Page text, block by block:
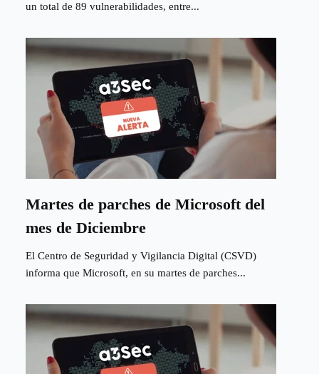
un total de 89 vulnerabilidades, entre...
Martes de parches de Microsoft del
mes de Diciembre
El Centro de Seguridad y Vigilancia Digital (CSVD)
informa que Microsoft, en su martes de parches...